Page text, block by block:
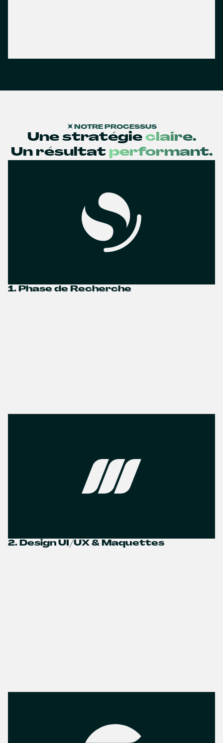
NOTRE PROCESSUS
Une stratégie claire.
Un résultat performant.
1. Phase de Recherche
2. Design UI/UX & Maquettes